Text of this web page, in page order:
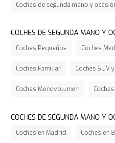
Coches de segunda mano y
COCHES DE SEGUNDA MANO Y
Coches Pequeños Coches
Coches Familiar Coches SUV
Coches Monovolumen
COCHES DE SEGUNDA MANO Y
Coches en Madrid Coches en